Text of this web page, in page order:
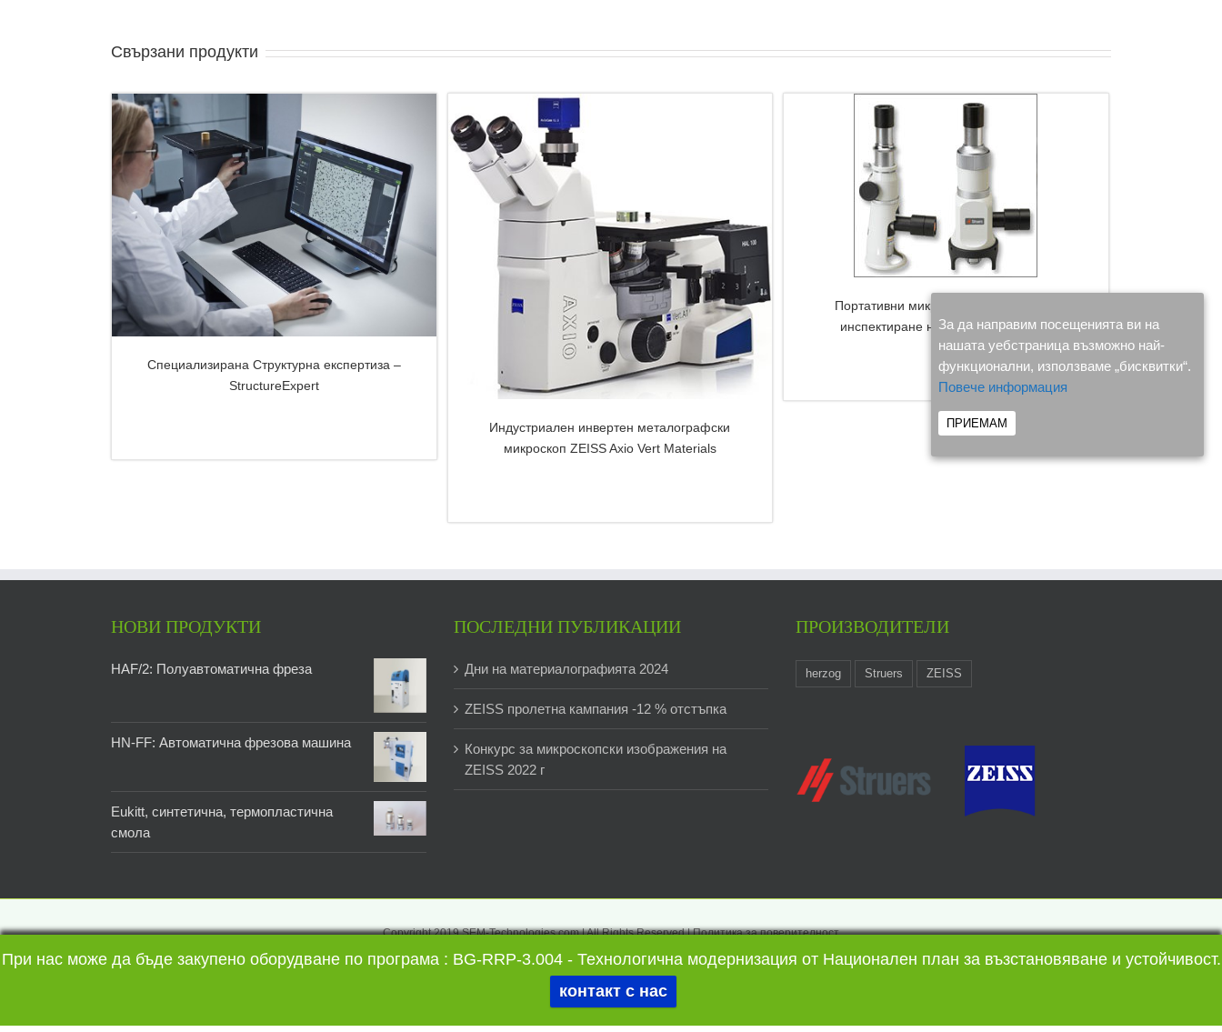
Свързани продукти
DETAILS
Специализирана Структурна експертиза –
StructureExpert
Индустриален инвертен металографски
микроскоп ZEISS Axio Vert Materials
DETAILS
Портативни микроскопи с батерии за
инспектиране на място“PSM -5-10″
НОВИ ПРОДУКТИ
HAF/2: Полуавтоматична фреза
HN-FF: Автоматична фрезова машина
Eukitt, синтетична, термопластична
смола
ПОСЛЕДНИ ПУБЛИКАЦИИ
Дни на материалографията 2024
ZEISS пролетна кампания -12 % отстъпка
Конкурс за микроскопски изображения на
ZEISS 2022 г
ПРОИЗВОДИТЕЛИ
herzog Struers ZEISS
Copyright 2019 SEM-Technologies.com | All Rights Reserved |Политика за поверителност
За да направим посещенията ви на
нашата уебстраница възможно най-
функционални, използваме „бисквитки“.
Повече информация
ПРИЕМАМ
При нас може да бъде закупено оборудване по програма : BG-RRP-3.004 - Технологична модернизация от Национален план за възстановяване и устойчивост.
контакт с нас